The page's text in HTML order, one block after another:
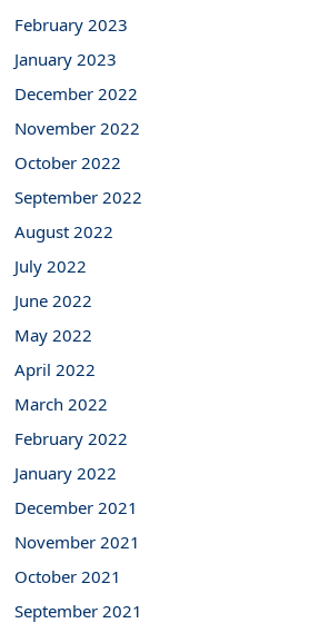
February 2023
January 2023
December 2022
November 2022
October 2022
September 2022
August 2022
July 2022
June 2022
May 2022
April 2022
March 2022
February 2022
January 2022
December 2021
November 2021
October 2021
September 2021